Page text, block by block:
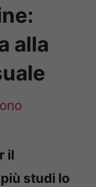
alla
il
studi lo